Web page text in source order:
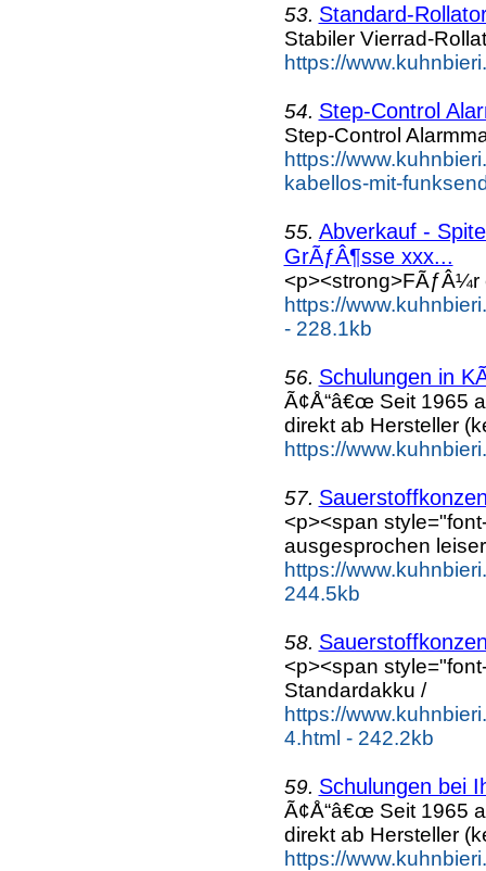
53. Standard-
Stabiler Vierrad-
https://
54. Step-Control
Step-Control
https://
kabellos-mit-
55. Abverkauf -
GrÃƒÂ¶sse xxx...
<p><strong>FÃƒÂ¼r
https://
- 228.1kb
56. Schulungen in
Ã¢Å“â€œ Seit 1965
direkt ab Hersteller
https://
57.
<p><span
ausgesprochen leiser
https://
244.5kb
58.
<p><span
Standardakku /
https://
4.html - 242.2kb
59. Schulungen bei
Ã¢Å“â€œ Seit 1965
direkt ab Hersteller
https://